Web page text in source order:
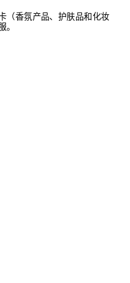
（香氛产品、护肤品和化妆
。